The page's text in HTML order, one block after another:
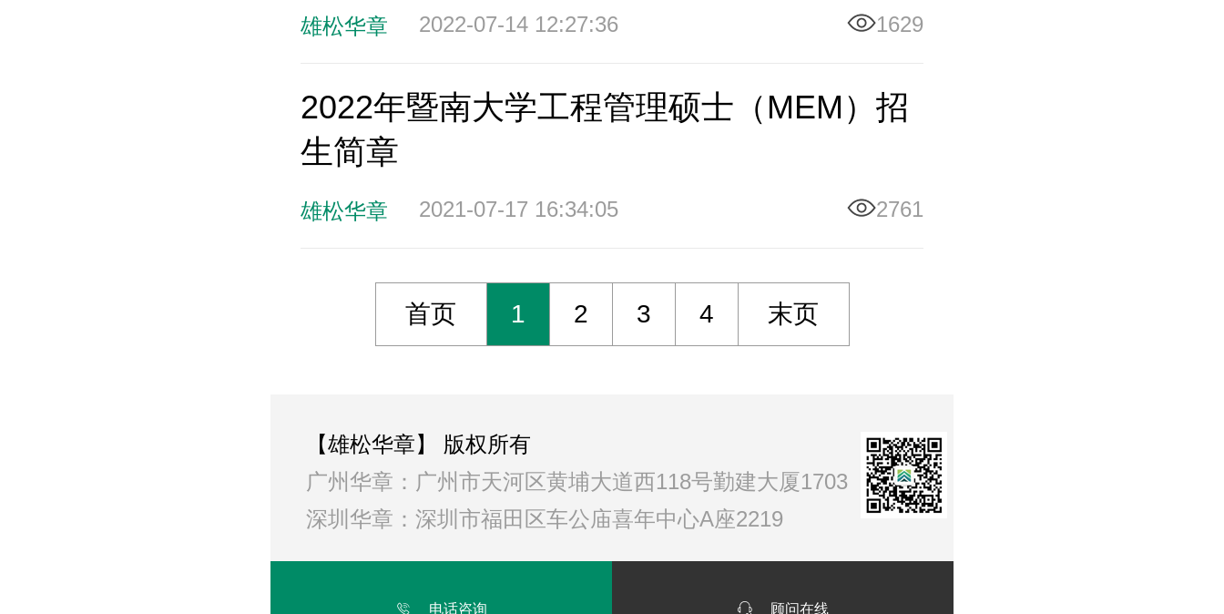
雄松华章 2022-07-14 12:27:36 1629
2022年暨南大学工程管理硕士（MEM）招
生简章
雄松华章 2021-07-17 16:34:05 2761
首页 1 2 3 4 末页
【雄松华章】 版权所有
广州华章：广州市天河区黄埔大道西118号勤建大厦1703
深圳华章：深圳市福田区车公庙喜年中心A座2219
 电话咨询  顾问在线